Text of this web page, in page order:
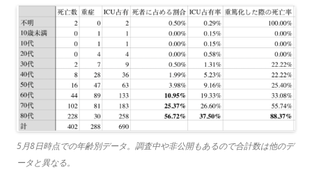
5月8日時点での年齢別データ。調査中や非公開もあるので合計数は他のデ
ータと異なる。